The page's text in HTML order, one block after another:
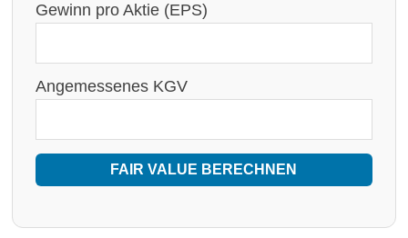
Gewinn pro Aktie (EPS)
Angemessenes KGV
FAIR VALUE BERECHNEN